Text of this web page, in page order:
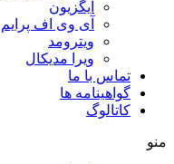
ایگزیون
آی وی اف پرایم
ویترومد
ویرا مدیکال
تماس با ما
گواهینامه ها
کاتالوگ
منو